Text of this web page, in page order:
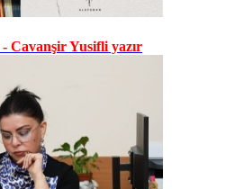
- Cavanşir Yusifli yazır